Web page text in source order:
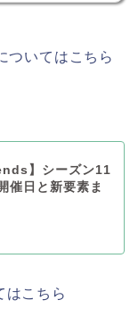
ついてはこちら
】シーズン11
催日と新要素ま
はこちら